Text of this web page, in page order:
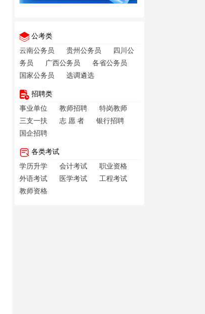
公考类
云南公务员
贵州公务员
四川公
务员
广西公务员
各省公务员
国家公务员
选调遴选
招聘类
事业单位
教师招聘
特岗教师
三支一扶
志 愿 者
银行招聘
国企招聘
各类考试
学历升学
会计考试
职业资格
外语考试
医学考试
工程考试
教师资格